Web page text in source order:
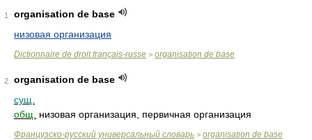
1
organisation de base
низовая организация
Dictionnaire de droit français-russe > organisation de base
2
organisation de base
сущ.
общ.
низовая организация, первичная организация
Французско-русский универсальный словарь > organisation de base